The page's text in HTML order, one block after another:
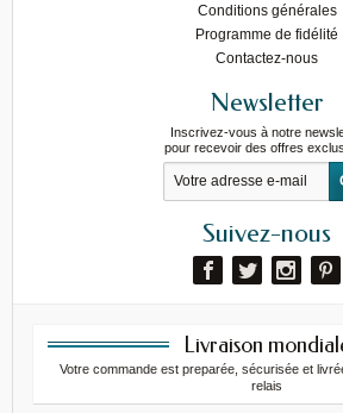
Conditions générales
Programme de fidélité
Contactez-nous
Newsletter
Inscrivez-vous à notre
pour recevoir des offres
Suivez-nous
Livraison
Votre commande est preparée, sécurisée et
relais